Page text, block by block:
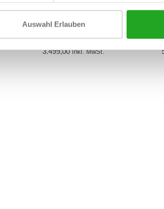
Auswahl Erlauben
Matrix Matrix Laufband T7Xi
3.499,00Inkl. MwSt.
Life